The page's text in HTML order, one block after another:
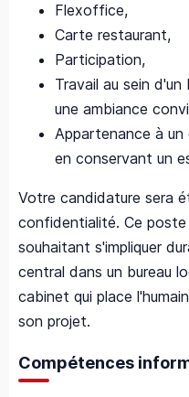
Flexoffice,
Carte restaurant,
Participation,
Travail au sein d'un
une ambiance
Appartenance à
en conservant un
Votre candidature sera
confidentialité. Ce poste
souhaitant s'impliquer
central dans un bureau
cabinet qui place
son projet.
Compétences